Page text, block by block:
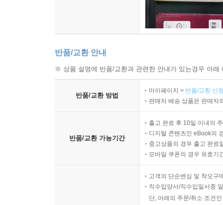
제12장 건강한 가정을 만들기 위한 가족 모임
1. 민주주의가 시작되는 적극적인 가정
2. 가족 모임의 중요성
4. 자녀에게 폭넓은 경험의 기회를 만들어 주기
5. 가족이라는 하나의 팀, ‘우리’ 강조하기
♠ 활동지
찾아보기
반품/교환 안내
※ 상품 설명에 반품/교환과 관련한 안내가 있는경우 아
반품/교환 방법
마이페이지 > 반품/교환 신
판매자 배송 상품은 판매자
반품/교환 가능기간
출고 완료 후 10일 이내의
디지털 콘텐츠인 eBook의
중고상품의 경우 출고 완료
모바일 쿠폰의 경우 유효기
고객의 단순변심 및 착오구
직수입양서/직수입일서중
단, 아래의 주문/취소 조건